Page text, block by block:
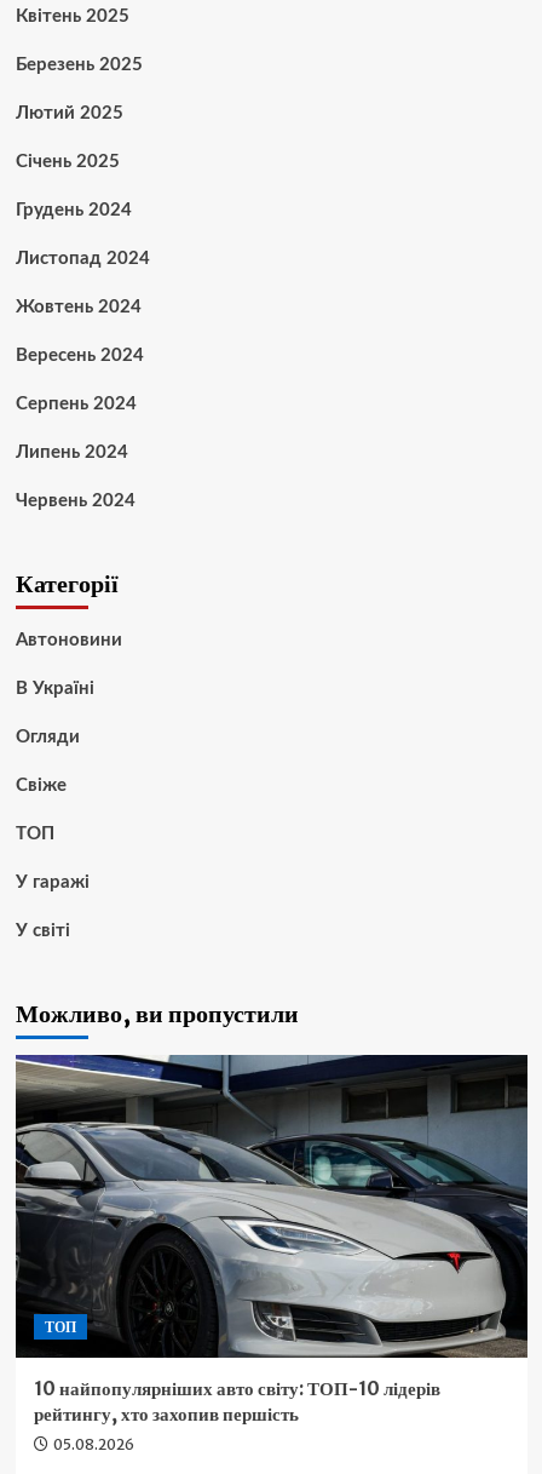
Квітень 2025
Березень 2025
Лютий 2025
Січень 2025
Грудень 2024
Листопад 2024
Жовтень 2024
Вересень 2024
Серпень 2024
Липень 2024
Червень 2024
Категорії
Автоновини
В Україні
Огляди
Свіже
ТОП
У гаражі
У світі
Можливо, ви пропустили
ТОП
10 найпопулярніших авто світу: ТОП-10 лідерів
рейтингу, хто захопив першість
05.08.2026